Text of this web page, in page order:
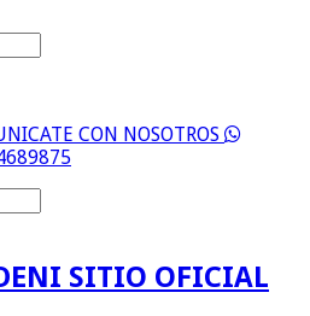
CON NOSOTROS
SITIO OFICIAL